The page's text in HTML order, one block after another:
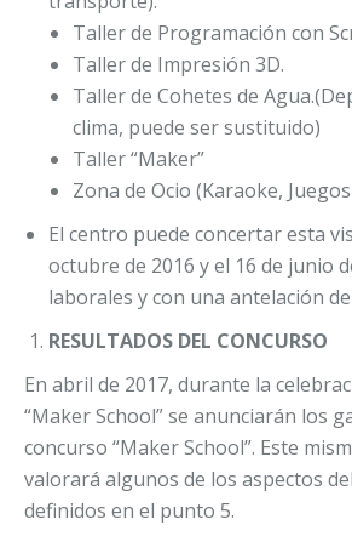
Taller de Programación con
Taller de Impresión 3D.
Taller de Cohetes de
clima, puede ser sustituido)
Taller “Maker”
Zona de Ocio (Karaoke,
El centro puede concertar esta
octubre de 2016 y el 16 de junio
laborales y con una antelación de
RESULTADOS DEL CONCURSO
En abril de 2017, durante la
“Maker School” se anunciarán los
concurso “Maker School”. Este
valorará algunos de los aspectos
definidos en el punto 5.